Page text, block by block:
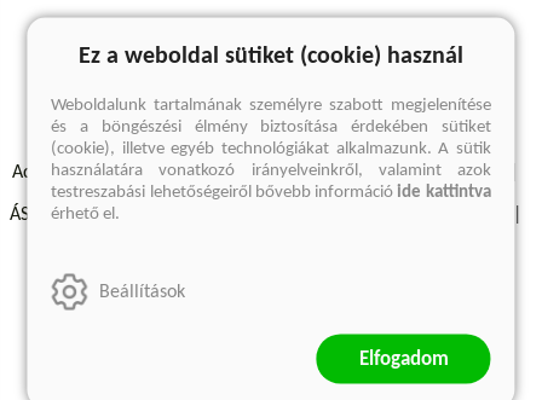
A keresett kifejezésre nincs találat
Adatvédelmi szabályzatok Elállási felmondási nyilatkozat
ÁSZF - Vásárlási feltételek
Szállítási információk
Ez a weboldal sütiket (cookie) használ
Weboldalunk tartalmának személyre szabott megjelenítése
és a böngészési élmény biztosítása érdekében sütiket
(cookie), illetve egyéb technológiákat alkalmazunk. A sütik
használatára vonatkozó irányelveinkről, valamint azok
testreszabási lehetőségeiről bővebb információide kattintva
érhető el.
Beállítások
Elfogadom